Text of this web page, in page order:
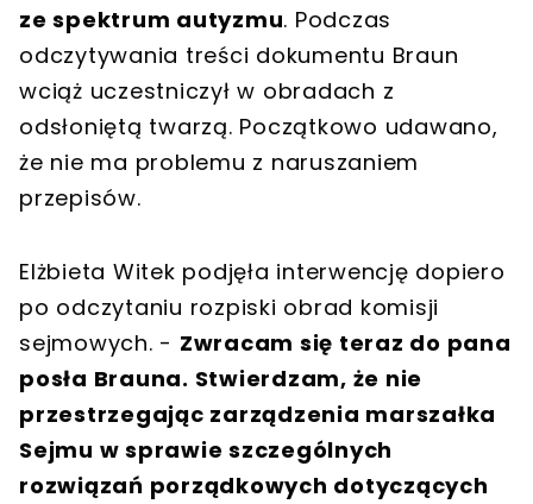
ze spektrum autyzmu. Podczas
odczytywania treści dokumentu Braun
wciąż uczestniczył w obradach z
odsłoniętą twarzą. Początkowo udawano,
że nie ma problemu z naruszaniem
przepisów.
Elżbieta Witek podjęła interwencję dopiero
po odczytaniu rozpiski obrad komisji
sejmowych. - Zwracam się teraz do pana
posła Brauna. Stwierdzam, że nie
przestrzegając zarządzenia marszałka
Sejmu w sprawie szczególnych
rozwiązań porządkowych dotyczących